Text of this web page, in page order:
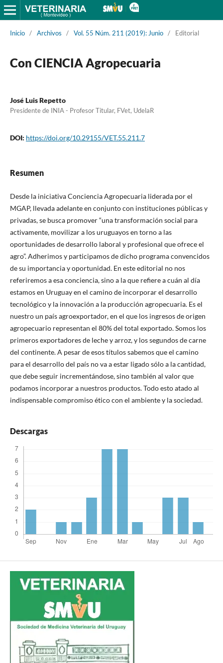
Inicio / Archivos / Vol. 55 Núm. 211 (2019): Junio / Editorial
Con CIENCIA Agropecuaria
José Luis Repetto
Presidente de INIA - Profesor Titular, FVet, UdelaR
DOI: https://doi.org/10.29155/VET.55.211.7
Resumen
Desde la iniciativa Conciencia Agropecuaria liderada por el
MGAP, llevada adelante en conjunto con instituciones públicas y
privadas, se busca promover “una transformación social para
activamente, movilizar a los uruguayos en torno a las
oportunidades de desarrollo laboral y profesional que ofrece el
agro”. Adherimos y participamos de dicho programa convencidos
de su importancia y oportunidad. En este editorial no nos
referiremos a esa conciencia, sino a la que refiere a cuán al día
estamos en Uruguay en el camino de incorporar el desarrollo
tecnológico y la innovación a la producción agropecuaria. Es el
nuestro un país agroexportador, en el que los ingresos de origen
agropecuario representan el 80% del total exportado. Somos los
primeros exportadores de leche y arroz, y los segundos de carne
del continente. A pesar de esos títulos sabemos que el camino
para el desarrollo del país no va a estar ligado sólo a la cantidad,
que debe seguir incrementándose, sino también al valor que
podamos incorporar a nuestros productos. Todo esto atado al
indispensable compromiso ético con el ambiente y la sociedad.
Descargas